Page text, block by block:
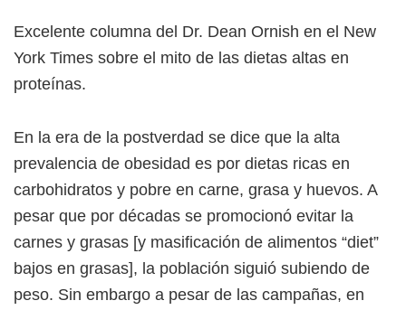
Excelente columna del Dr. Dean Ornish en el New
York Times sobre el mito de las dietas altas en
proteínas.
En la era de la postverdad se dice que la alta
prevalencia de obesidad es por dietas ricas en
carbohidratos y pobre en carne, grasa y huevos. A
pesar que por décadas se promocionó evitar la
carnes y grasas [y masificación de alimentos “diet”
bajos en grasas], la población siguió subiendo de
peso. Sin embargo a pesar de las campañas, en